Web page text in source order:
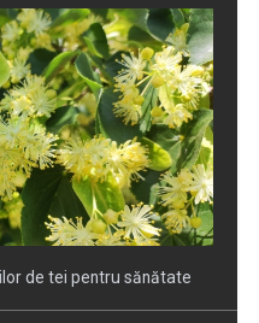
de tei pentru sănătate